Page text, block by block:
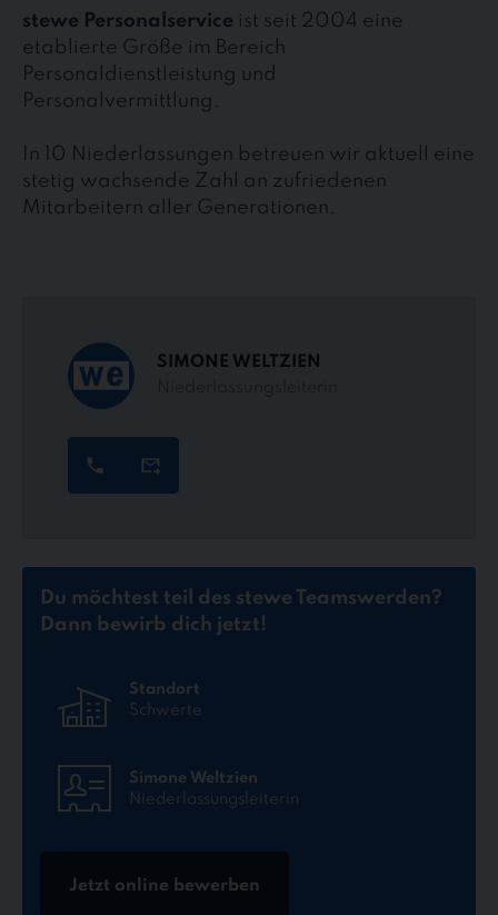
stewe Personalservice ist seit 2004 eine
etablierte Größe im Bereich
Personaldienstleistung und
Personalvermittlung.
In 10 Niederlassungen betreuen wir aktuell eine
stetig wachsende Zahl an zufriedenen
Mitarbeitern aller Generationen.
SIMONE WELTZIEN
Du möchtest teil des stewe Teamswerden?
Dann bewirb dich jetzt!
Standort
Schwerte
Simone Weltzien
Niederlassungsleiterin
Jetzt online bewerben